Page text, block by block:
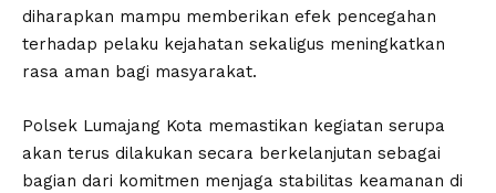
diharapkan mampu memberikan efek pencegahan
terhadap pelaku kejahatan sekaligus meningkatkan
rasa aman bagi masyarakat.
Polsek Lumajang Kota memastikan kegiatan serupa
akan terus dilakukan secara berkelanjutan sebagai
bagian dari komitmen menjaga stabilitas keamanan di